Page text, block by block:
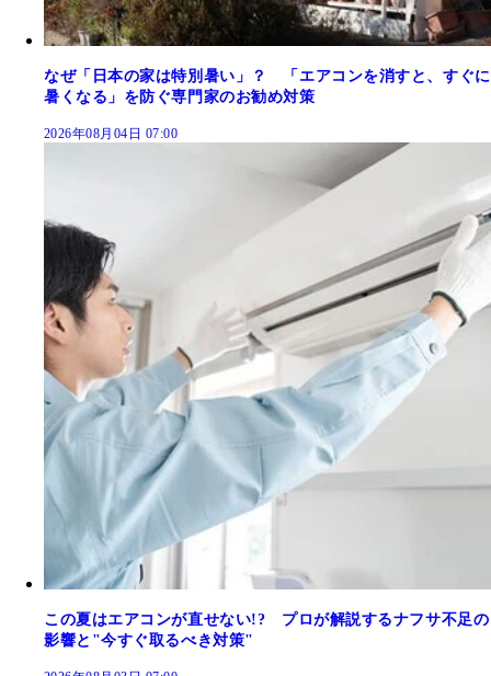
なぜ「日本の家は特別暑い」？ 「エアコンを消すと、すぐに
暑くなる」を防ぐ専門家のお勧め対策
2026年08月04日 07:00
この夏はエアコンが直せない!? プロが解説するナフサ不足の
影響と"今すぐ取るべき対策"